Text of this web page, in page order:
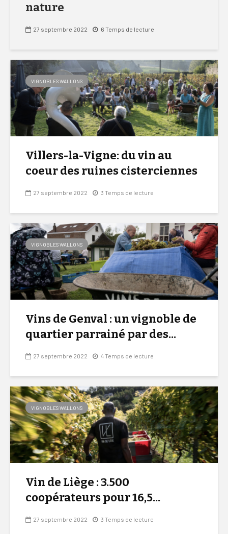
nature
27 septembre 2022 6 Temps de lecture
VIGNOBLES WALLONS
Villers-la-Vigne: du vin au
coeur des ruines cisterciennes
27 septembre 2022 3 Temps de lecture
VIGNOBLES WALLONS
Vins de Genval : un vignoble de
quartier parrainé par des...
27 septembre 2022 4 Temps de lecture
VIGNOBLES WALLONS
Vin de Liège : 3.500
coopérateurs pour 16,5...
27 septembre 2022 3 Temps de lecture